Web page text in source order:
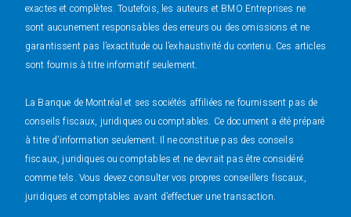
exactes et complètes. Toutefois, les auteurs et BMO Entreprises ne
sont aucunement responsables des erreurs ou des omissions et ne
garantissent pas l’exactitude ou l’exhaustivité du contenu. Ces articles
sont fournis à titre informatif seulement.
La Banque de Montréal et ses sociétés affiliées ne fournissent pas de
conseils fiscaux, juridiques ou comptables. Ce document a été préparé
à titre d’information seulement. Il ne constitue pas des conseils
fiscaux, juridiques ou comptables et ne devrait pas être considéré
comme tels. Vous devez consulter vos propres conseillers fiscaux,
juridiques et comptables avant d’effectuer une transaction.